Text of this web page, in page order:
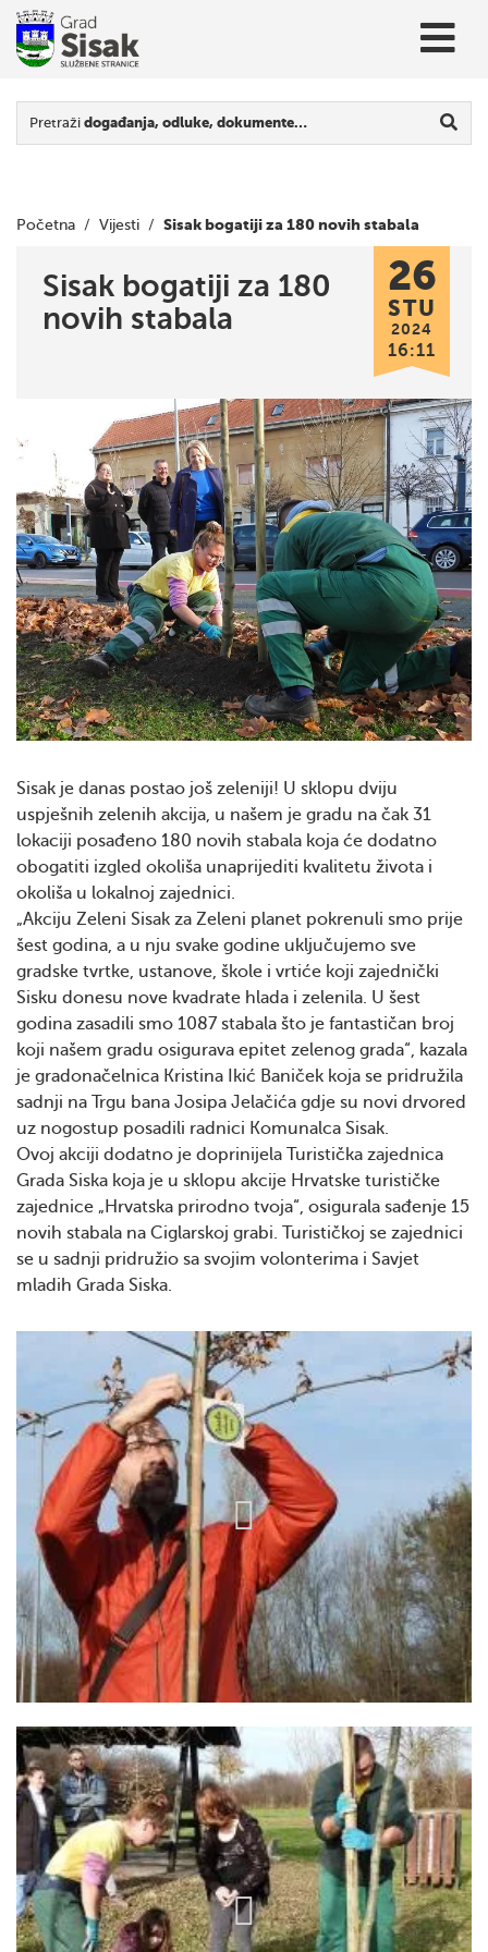
Pretraži događanja, odluke, dokumente…
Početna / Vijesti / Sisak bogatiji za 180 novih stabala
Sisak bogatiji za 180
novih stabala
26
STU
2024
16:11
Sisak je danas postao još zeleniji! U sklopu dviju
uspješnih zelenih akcija, u našem je gradu na čak 31
lokaciji posađeno 180 novih stabala koja će dodatno
obogatiti izgled okoliša unaprijediti kvalitetu života i
okoliša u lokalnoj zajednici.
„Akciju Zeleni Sisak za Zeleni planet pokrenuli smo prije
šest godina, a u nju svake godine uključujemo sve
gradske tvrtke, ustanove, škole i vrtiće koji zajednički
Sisku donesu nove kvadrate hlada i zelenila. U šest
godina zasadili smo 1087 stabala što je fantastičan broj
koji našem gradu osigurava epitet zelenog grada“, kazala
je gradonačelnica Kristina Ikić Baniček koja se pridružila
sadnji na Trgu bana Josipa Jelačića gdje su novi drvored
uz nogostup posadili radnici Komunalca Sisak.
Ovoj akciji dodatno je doprinijela Turistička zajednica
Grada Siska koja je u sklopu akcije Hrvatske turističke
zajednice „Hrvatska prirodno tvoja“, osigurala sađenje 15
novih stabala na Ciglarskoj grabi. Turističkoj se zajednici
se u sadnji pridružio sa svojim volonterima i Savjet
mladih Grada Siska.